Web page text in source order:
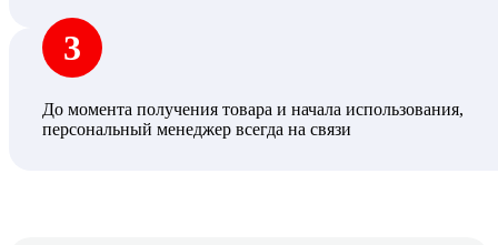
3
До момента получения товара и начала использования,
персональный менеджер всегда на связи